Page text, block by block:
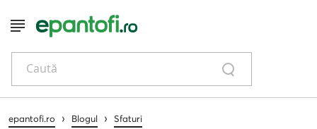
Caută
epantofi.ro › Blogul › Sfaturi